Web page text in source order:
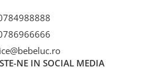
NE IN SOCIAL MEDIA